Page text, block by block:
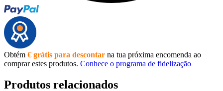
Obtém € grátis para descontar na tua próxima encomenda ao
comprar estes produtos. Conhece o programa de fidelização
Produtos relacionados